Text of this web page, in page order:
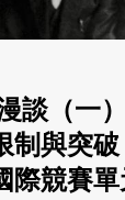
談（一
制與突
際競賽單